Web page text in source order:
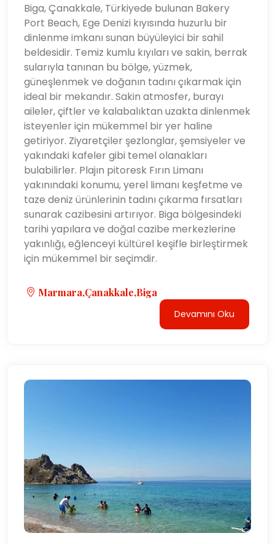
Biga, Çanakkale, Türkiyede bulunan Bakery
Port Beach, Ege Denizi kıyısında huzurlu bir
dinlenme imkanı sunan büyüleyici bir sahil
beldesidir. Temiz kumlu kıyıları ve sakin, berrak
sularıyla tanınan bu bölge, yüzmek,
güneşlenmek ve doğanın tadını çıkarmak için
ideal bir mekandır. Sakin atmosfer, burayı
aileler, çiftler ve kalabalıktan uzakta dinlenmek
isteyenler için mükemmel bir yer haline
getiriyor. Ziyaretçiler şezlonglar, şemsiyeler ve
yakındaki kafeler gibi temel olanakları
bulabilirler. Plajın pitoresk Fırın Limanı
yakınındaki konumu, yerel limanı keşfetme ve
taze deniz ürünlerinin tadını çıkarma fırsatları
sunarak cazibesini artırıyor. Biga bölgesindeki
tarihi yapılara ve doğal cazibe merkezlerine
yakınlığı, eğlenceyi kültürel keşifle birleştirmek
için mükemmel bir seçimdir.
Marmara,Çanakkale,Biga
Devamını Oku